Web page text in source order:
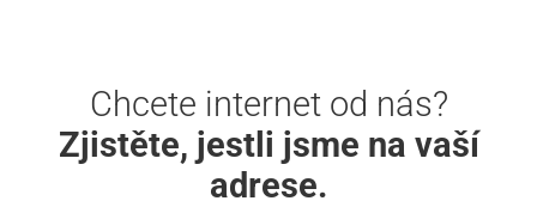
Chcete internet od nás?
Zjistěte, jestli jsme na vaší
adrese.